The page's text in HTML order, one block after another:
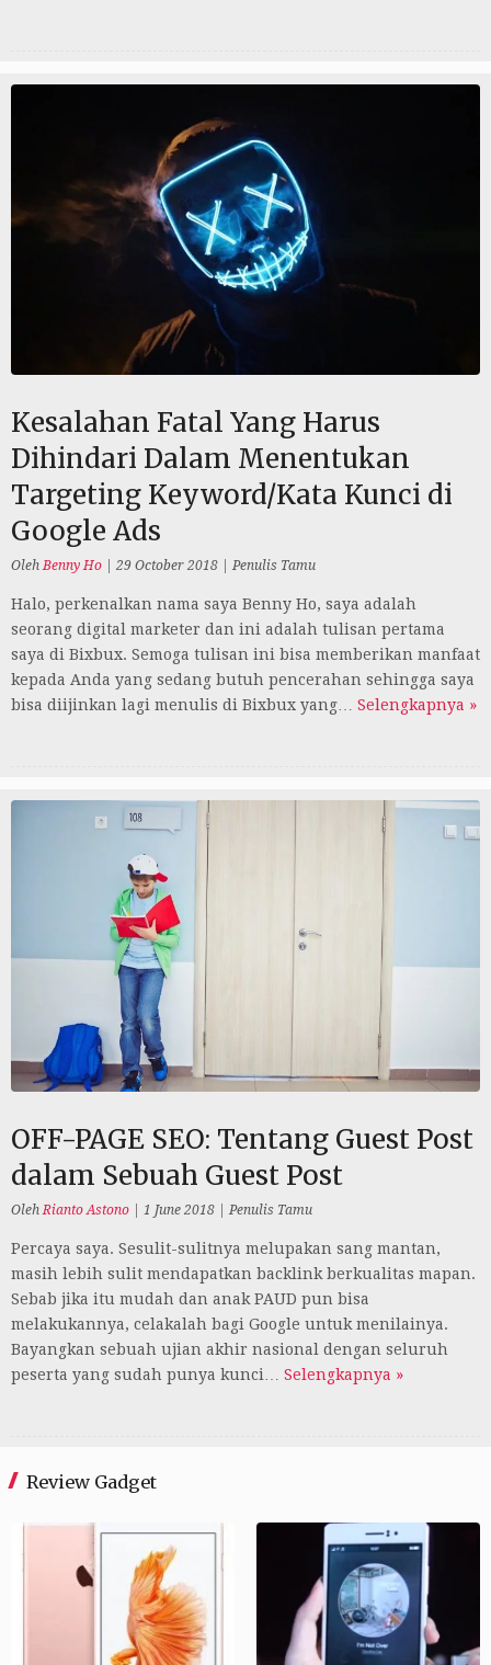
Kesalahan Fatal Yang Harus
Dihindari Dalam Menentukan
Targeting Keyword/Kata Kunci di
Google Ads
OlehBenny Ho 29 October 2018 Penulis Tamu
Halo, perkenalkan nama saya Benny Ho, saya adalah
seorang digital marketer dan ini adalah tulisan pertama
saya di Bixbux. Semoga tulisan ini bisa memberikan manfaat
kepada Anda yang sedang butuh pencerahan sehingga saya
bisa diijinkan lagi menulis di Bixbux yang… Selengkapnya »
OFF-PAGE SEO: Tentang Guest Post
dalam Sebuah Guest Post
Oleh Rianto Astono 1 June 2018 Penulis Tamu
Percaya saya. Sesulit-sulitnya melupakan sang mantan,
masih lebih sulit mendapatkan backlink berkualitas mapan.
Sebab jika itu mudah dan anak PAUD pun bisa
melakukannya, celakalah bagi Google untuk menilainya.
Bayangkan sebuah ujian akhir nasional dengan seluruh
peserta yang sudah punya kunci… Selengkapnya »
Review Gadget